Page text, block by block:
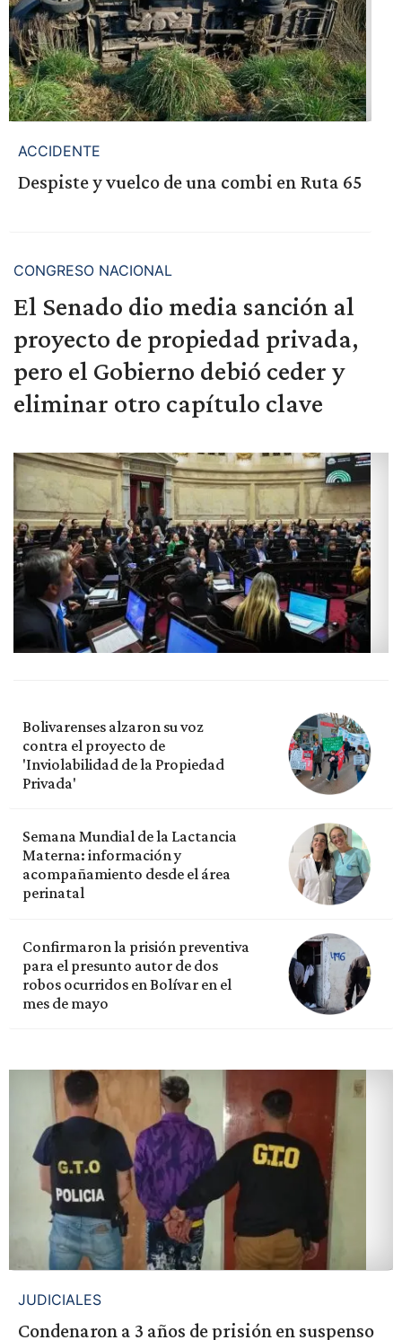
ACCIDENTE
Despiste y vuelco de una combi en Ruta 65
CONGRESO NACIONAL
El Senado dio media sanción al
proyecto de propiedad privada,
pero el Gobierno debió ceder y
eliminar otro capítulo clave
Bolivarenses alzaron su voz
contra el proyecto de
'Inviolabilidad de la Propiedad
Privada'
Semana Mundial de la Lactancia
Materna: información y
acompañamiento desde el área
perinatal
Confirmaron la prisión preventiva
para el presunto autor de dos
robos ocurridos en Bolívar en el
mes de mayo
JUDICIALES
Condenaron a 3 años de prisión en suspenso